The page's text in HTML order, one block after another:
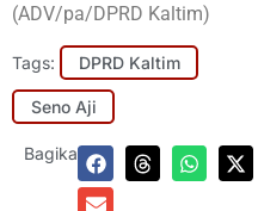
(ADV/pa/DPRD Kaltim)
Tags: DPRD Kaltim
Seno Aji
Bagikan: